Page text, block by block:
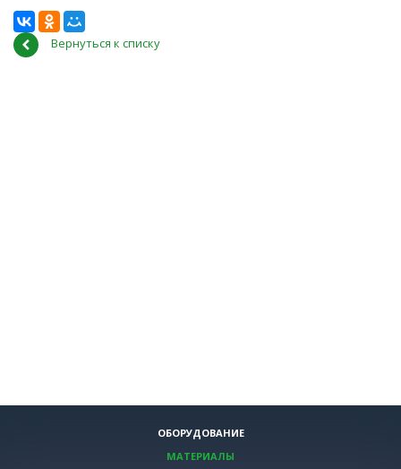
Вернуться к списку
ОБОРУДОВАНИЕ
МАТЕРИАЛЫ